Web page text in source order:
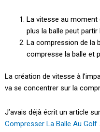
La vitesse au moment
plus la balle peut partir
La compression de la
compresse la balle et
La création de vitesse à
va se concentrer sur la
J’avais déjà écrit un article
Compresser La Balle Au Golf